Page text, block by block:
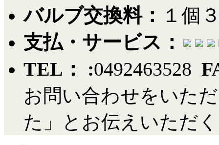
バルブ交換料： １個
支払・サービス：
TEL： :0492463528
お問い合わせをいた
た」とお伝えいただ